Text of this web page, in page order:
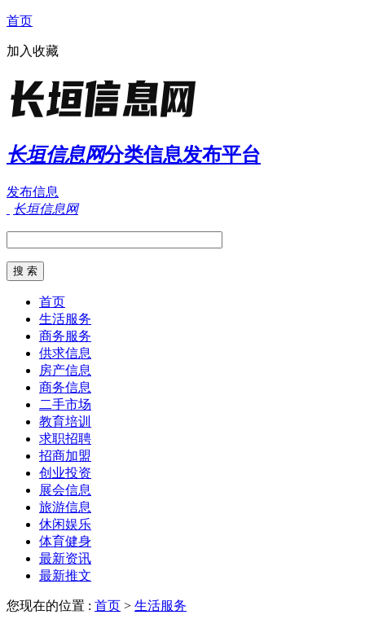
首页
加入收藏
长垣信息网分类信息发布平台
发布信息
长垣信息网
首页
生活服务
商务服务
供求信息
房产信息
商务信息
二手市场
教育培训
求职招聘
招商加盟
创业投资
展会信息
旅游信息
休闲娱乐
体育健身
最新资讯
最新推文
您现在的位置 : 首页 > 生活服务